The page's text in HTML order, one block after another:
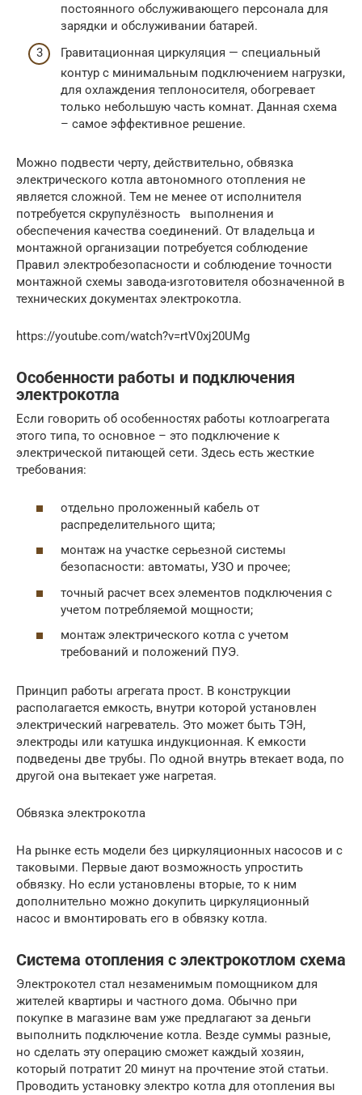
постоянного обслуживающего персонала для
зарядки и обслуживании батарей.
Гравитационная циркуляция — специальный
контур с минимальным подключением нагрузки,
для охлаждения теплоносителя, обогревает
только небольшую часть комнат. Данная схема
– самое эффективное решение.
Можно подвести черту, действительно, обвязка
электрического котла автономного отопления не
является сложной. Тем не менее от исполнителя
потребуется скрупулёзность выполнения и
обеспечения качества соединений. От владельца и
монтажной организации потребуется соблюдение
Правил электробезопасности и соблюдение точности
монтажной схемы завода-изготовителя обозначенной в
технических документах электрокотла.
https://youtube.com/watch?v=rtV0xj20UMg
Особенности работы и подключения
электрокотла
Если говорить об особенностях работы котлоагрегата
этого типа, то основное – это подключение к
электрической питающей сети. Здесь есть жесткие
требования:
отдельно проложенный кабель от
распределительного щита;
монтаж на участке серьезной системы
безопасности: автоматы, УЗО и прочее;
точный расчет всех элементов подключения с
учетом потребляемой мощности;
монтаж электрического котла с учетом
требований и положений ПУЭ.
Принцип работы агрегата прост. В конструкции
располагается емкость, внутри которой установлен
электрический нагреватель. Это может быть ТЭН,
электроды или катушка индукционная. К емкости
подведены две трубы. По одной внутрь втекает вода, по
другой она вытекает уже нагретая.
Обвязка электрокотла
На рынке есть модели без циркуляционных насосов и с
таковыми. Первые дают возможность упростить
обвязку. Но если установлены вторые, то к ним
дополнительно можно докупить циркуляционный
насос и вмонтировать его в обвязку котла.
Система отопления с электрокотлом схема
Электрокотел стал незаменимым помощником для
жителей квартиры и частного дома. Обычно при
покупке в магазине вам уже предлагают за деньги
выполнить подключение котла. Везде суммы разные,
но сделать эту операцию сможет каждый хозяин,
который потратит 20 минут на прочтение этой статьи.
Проводить установку электро котла для отопления вы